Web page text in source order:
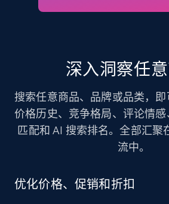
深入洞察任
搜索任意商品、品牌或品类，即
价格历史、竞争格局、评论情
匹配和 AI 搜索排名。全部汇聚
流中。
优化价格、促销和折扣